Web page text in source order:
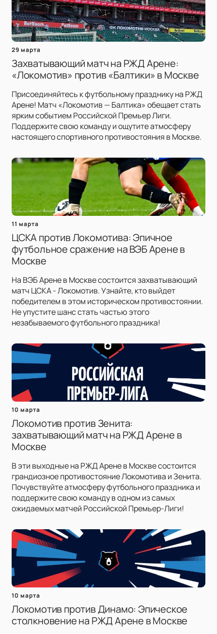
29 марта
Захватывающий матч на РЖД Арене:
«Локомотив» против «Балтики» в Москве
Присоединяйтесь к футбольному празднику на РЖД
Арене! Матч «Локомотив — Балтика» обещает стать
ярким событием Российской Премьер Лиги.
Поддержите свою команду и ощутите атмосферу
настоящего спортивного противостояния в Москве.
11 марта
ЦСКА против Локомотива: Эпичное
футбольное сражение на ВЭБ Арене в
Москве
На ВЭБ Арене в Москве состоится захватывающий
матч ЦСКА - Локомотив. Узнайте, кто выйдет
победителем в этом историческом противостоянии.
Не упустите шанс стать частью этого
незабываемого футбольного праздника!
10 марта
Локомотив против Зенита:
захватывающий матч на РЖД Арене в
Москве
В эти выходные на РЖД Арене в Москве состоится
грандиозное противостояние Локомотива и Зенита.
Почувствуйте атмосферу футбольного праздника и
поддержите свою команду в одном из самых
ожидаемых матчей Российской Премьер-Лиги!
10 марта
Локомотив против Динамо: Эпическое
столкновение на РЖД Арене в Москве